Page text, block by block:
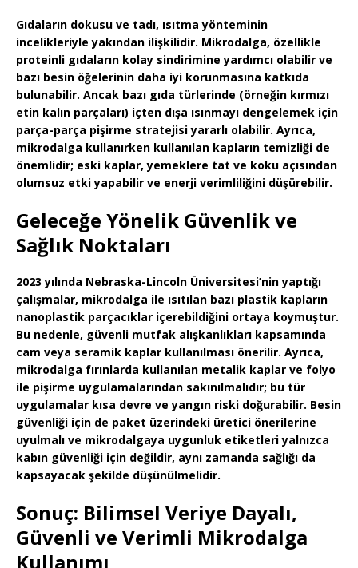
Gıdaların dokusu ve tadı, ısıtma yönteminin
incelikleriyle yakından ilişkilidir. Mikrodalga, özellikle
proteinli gıdaların kolay sindirimine yardımcı olabilir ve
bazı besin öğelerinin daha iyi korunmasına katkıda
bulunabilir. Ancak bazı gıda türlerinde (örneğin kırmızı
etin kalın parçaları) içten dışa ısınmayı dengelemek için
parça-parça pişirme stratejisi yararlı olabilir. Ayrıca,
mikrodalga kullanırken kullanılan kapların temizliği de
önemlidir; eski kaplar, yemeklere tat ve koku açısından
olumsuz etki yapabilir ve enerji verimliliğini düşürebilir.
Geleceğe Yönelik Güvenlik ve
Sağlık Noktaları
2023 yılında Nebraska-Lincoln Üniversitesi’nin yaptığı
çalışmalar, mikrodalga ile ısıtılan bazı plastik kapların
nanoplastik parçacıklar içerebildiğini ortaya koymuştur.
Bu nedenle, güvenli mutfak alışkanlıkları kapsamında
cam veya seramik kaplar kullanılması önerilir. Ayrıca,
mikrodalga fırınlarda kullanılan metalik kaplar ve folyo
ile pişirme uygulamalarından sakınılmalıdır; bu tür
uygulamalar kısa devre ve yangın riski doğurabilir. Besin
güvenliği için de paket üzerindeki üretici önerilerine
uyulmalı ve mikrodalgaya uygunluk etiketleri yalnızca
kabın güvenliği için değildir, aynı zamanda sağlığı da
kapsayacak şekilde düşünülmelidir.
Sonuç: Bilimsel Veriye Dayalı,
Güvenli ve Verimli Mikrodalga
Kullanımı